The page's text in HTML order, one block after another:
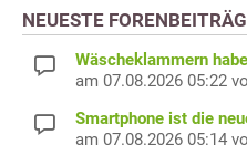
NEUESTE
Wäscheklammern
am 07.08.2026 05:22
Smartphone ist die
am 07.08.2026 05:14